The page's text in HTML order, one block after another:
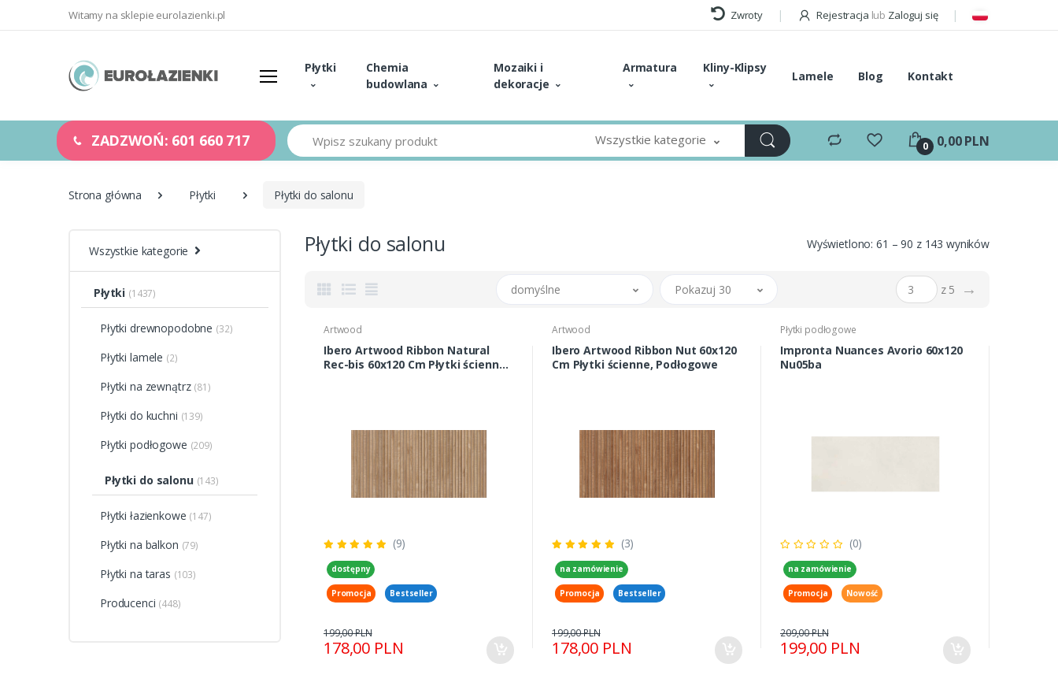
Witamy na sklepie eurolazienki.pl Zwroty Rejestracja lub Zaloguj się
Płytki
Chemia
budowlana
Mozaiki i
dekoracje
Armatura Kliny-Klipsy
Lamele Blog Kontakt
ZADZWOŃ: 601 660 717 Szukaj Wszystkie kategorie 0 0,00 PLN
Strona główna Płytki Płytki do salonu
Wszystkie kategorie
Płytki (1437)
Płytki drewnopodobne (32)
Płytki lamele (2)
Płytki na zewnątrz (81)
Płytki do kuchni (139)
Płytki podłogowe (209)
Płytki do salonu (143)
Płytki łazienkowe (147)
Płytki na balkon (79)
Płytki na taras (103)
Producenci (448)
Płytki do salonu Wyświetlono: 61 – 90 z 143 wyników
domyślne Pokazuj 30 z 5 →
Artwood
Ibero Artwood Ribbon Natural
Rec-bis 60x120 Cm Płytki ścienne,
(9)
dostępny
Promocja Bestseller
178,00 PLN
199,00 PLN
Artwood
Ibero Artwood Ribbon Nut 60x120
Cm Płytki ścienne, Podłogowe
(3)
na zamówienie
Promocja Bestseller
178,00 PLN
199,00 PLN
Płytki podłogowe
Impronta Nuances Avorio 60x120
Nu05ba
(0)
na zamówienie
Promocja Nowość
199,00 PLN
209,00 PLN